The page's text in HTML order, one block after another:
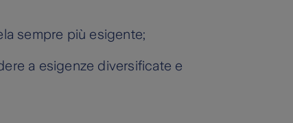
sempre più esigente;
a esigenze diversificate e